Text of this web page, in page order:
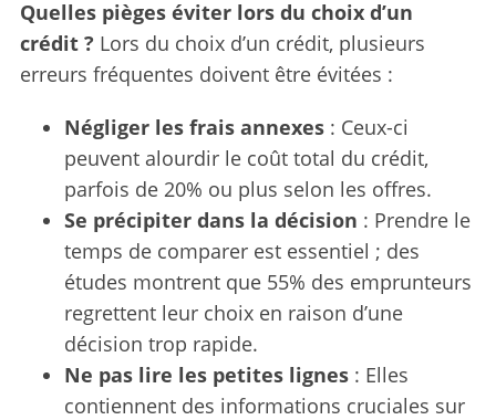
Quelles pièges éviter lors du choix d’un
crédit ? Lors du choix d’un crédit, plusieurs
erreurs fréquentes doivent être évitées :
Négliger les frais annexes: Ceux-ci
peuvent alourdir le coût total du crédit,
parfois de 20% ou plus selon les offres.
Se précipiter dans la décision : Prendre le
temps de comparer est essentiel ; des
études montrent que 55% des emprunteurs
regrettent leur choix en raison d’une
décision trop rapide.
Ne pas lire les petites lignes: Elles
contiennent des informations cruciales sur